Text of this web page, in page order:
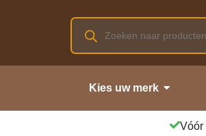
Kies uw merk
Vóór